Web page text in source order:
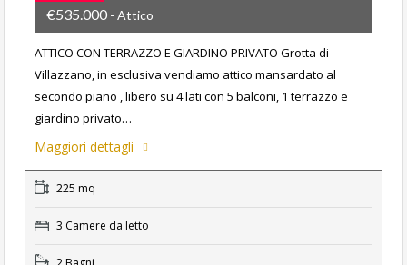
€535.000 - Attico
ATTICO CON TERRAZZO E GIARDINO PRIVATO Grotta di
Villazzano, in esclusiva vendiamo attico mansardato al
secondo piano , libero su 4 lati con 5 balconi, 1 terrazzo e
giardino privato…
Maggiori dettagli
225 mq
3 Camere da letto